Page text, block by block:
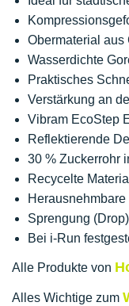
Obermaterial aus
Wasserdichte
Praktisches
Verstärkung an
Vibram EcoStep
Reflektierende
30 % Zuckerrohr
Recycelte
Sprengung
Bei i-Run
Alle Produkte von
Alles Wichtige zum